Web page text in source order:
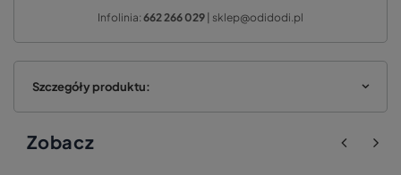
Infolinia: 662 266 029 | sklep@odidodi.pl
Szczegóły produktu:
Zobacz